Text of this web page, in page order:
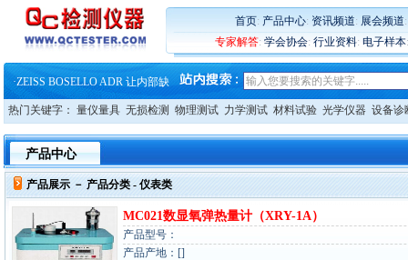
首页: 产品中心: 资讯频道: 展会频道
专家解答: 学会协会: 行业资料: 电子样本
大牌云集 买家升级 ——26
蔡司软件 | 高效变形分析能
铸就AI服务器质量动脉 – 高
·ZEISS BOSELLO ADR 让内部缺
·蔡司和亿纬锂能达成战略合作
·大牌云集 买家升级 ——26
热门关键字： 量仪量具 无损检测 物理测试 力学测试 材料试验 光学仪器 设备诊
产品中心
产品展示 － 产品分类- 仪表类
MC021数显氧弹热量计（XRY-1A）
产品型号：
产品产地：[]